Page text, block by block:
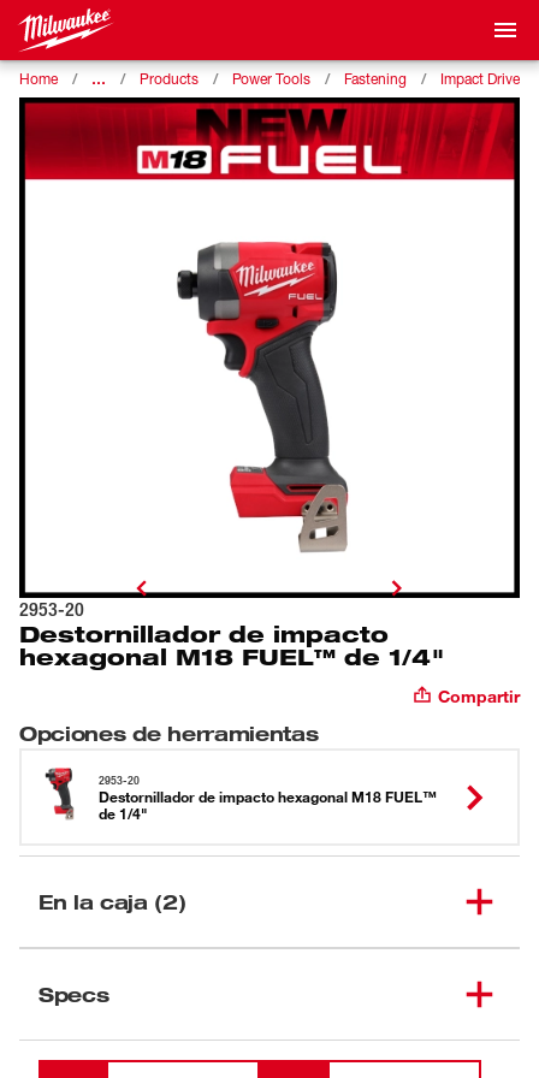
Home … Products Power Tools Fastening Impact Drivers
2953-20
Destornillador de impacto
hexagonal M18 FUEL™ de 1/4"
Compartir
Opciones de herramientas
2953-20
Destornillador de impacto hexagonal M18 FUEL™
de 1/4"
En la caja (2)
(1)
(1) Gancho para el cinturón
Specs
Cargando